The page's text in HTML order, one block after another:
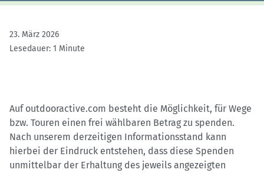
23. März 2026
Lesedauer: 1 Minute
Auf outdooractive.com besteht die Möglichkeit, für Wege
bzw. Touren einen frei wählbaren Betrag zu spenden.
Nach unserem derzeitigen Informationsstand kann
hierbei der Eindruck entstehen, dass diese Spenden
unmittelbar der Erhaltung des jeweils angezeigten